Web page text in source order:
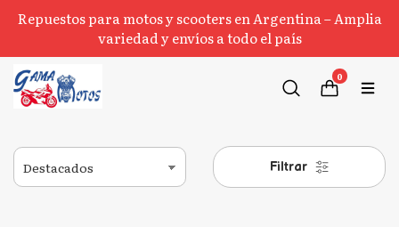
Repuestos para motos y scooters en Argentina – Amplia
variedad y envíos a todo el país
0
Filtrar